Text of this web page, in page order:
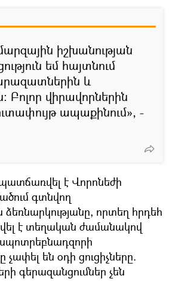
իշխանության
եմ հայտնում
և
Բոլոր վիրավորներին
ապաքինում», -
է Վորոնեժի
գտնվող
որտեղ հրդեհ
է տեղական ժամանակով
չափել են օդի ցուցիչները.
գերազանցումներ չեն